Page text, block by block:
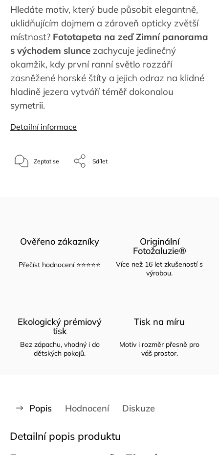
Hledáte motiv, který bude působit elegantně,
uklidňujícím dojmem a zároveň opticky zvětší
místnost? Fototapeta na zeď Zimní panorama
s východem slunce zachycuje jedinečný
okamžik, kdy první ranní světlo rozzáří
zasněžené horské štíty a jejich odraz na klidné
hladině jezera vytváří téměř dokonalou
symetrii.
Detailní informace
Zeptat se Sdílet
Ověřeno zákazníky
Přečíst hodnocení ⭐⭐⭐⭐⭐
Originální
Fotožaluzie®
Více než 16 let zkušeností s
výrobou.
Ekologický prémiový
tisk
Bez zápachu, vhodný i do
dětských pokojů.
Tisk na míru
Motiv i rozměr přesně pro
váš prostor.
Popis Hodnocení Diskuze
Detailní popis produktu